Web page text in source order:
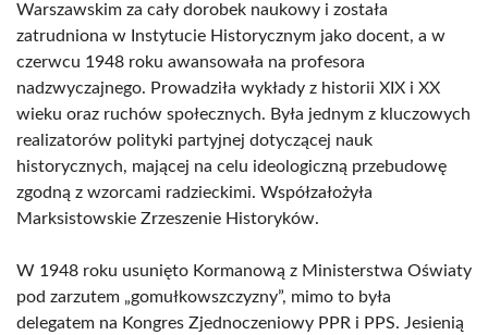
Warszawskim za cały dorobek naukowy i została
zatrudniona w Instytucie Historycznym jako docent, a w
czerwcu 1948 roku awansowała na profesora
nadzwyczajnego. Prowadziła wykłady z historii XIX i XX
wieku oraz ruchów społecznych. Była jednym z kluczowych
realizatorów polityki partyjnej dotyczącej nauk
historycznych, mającej na celu ideologiczną przebudowę
zgodną z wzorcami radzieckimi. Współzałożyła
Marksistowskie Zrzeszenie Historyków.
W 1948 roku usunięto Kormanową z Ministerstwa Oświaty
pod zarzutem „gomułkowszczyzny”, mimo to była
delegatem na Kongres Zjednoczeniowy PPR i PPS. Jesienią